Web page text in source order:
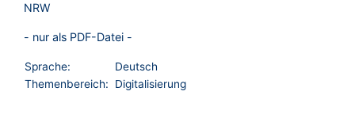
NRW
- nur als PDF-Datei -
Sprache:
Deutsch
Themenbereich:
Digitalisierung